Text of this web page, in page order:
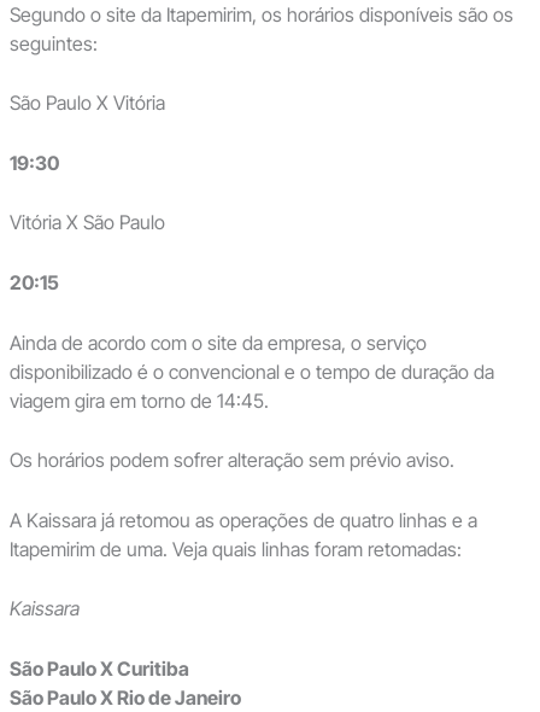
Segundo o site da Itapemirim, os horários disponíveis são os
seguintes:
São Paulo X Vitória
19:30
Vitória X São Paulo
20:15
Ainda de acordo com o site da empresa, o serviço
disponibilizado é o convencional e o tempo de duração da
viagem gira em torno de 14:45.
Os horários podem sofrer alteração sem prévio aviso.
A Kaissara já retomou as operações de quatro linhas e a
Itapemirim de uma. Veja quais linhas foram retomadas:
Kaissara
São Paulo X Curitiba
São Paulo X Rio de Janeiro